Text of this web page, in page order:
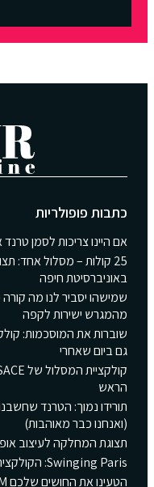
כתבות פופולריות
אם היינו צריכות לסמן
25 קולות – מסלול אחד:
באוניברסיטת חיפה
שמישהו יסביר לנו מה
מהמגרש ישירות לקפה
שוברות את המוסכמות:
גם ביום שאחרי
הראש
תורידו נמוך: הטרנד
(ואנחנו כבר מאוהבות)
תצוגת המחלקה לעיצוב
Swinging Paris: הקולקציה החדשה של ba&sh
הטעינו את החושים שלכם GUCCI GUILTY ELIXIR DE PARFUM